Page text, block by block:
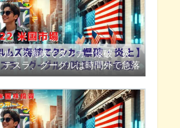
ルムズ海峡でタンカー爆破・炎
テスラ、グーグルは時間外で急落